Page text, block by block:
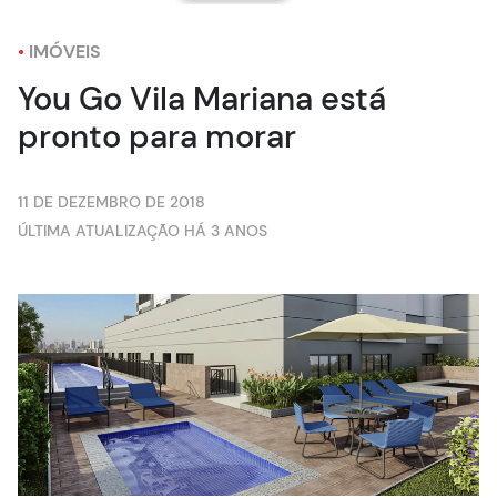
• IMÓVEIS
You Go Vila Mariana está
pronto para morar
11 DE DEZEMBRO DE 2018
ÚLTIMA ATUALIZAÇÃO HÁ 3 ANOS